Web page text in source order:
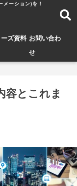
ズ資料 お問い合わ
せ
容とこれま